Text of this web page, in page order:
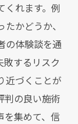
くれます。例
かどうか、
の体験談を通
敗するリスク
近づくことが
判の良い施術
を集めて、信